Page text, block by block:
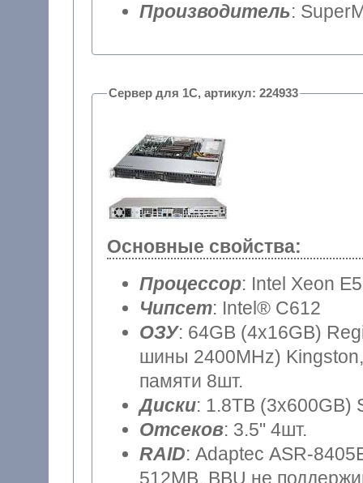
Производитель:
Сервер для 1С, артикул: 224933
Основные свойства:
Процессор: Intel Xeon
Чипсет: Intel® C612
ОЗУ: 64GB (4x16GB)
шины 2400MHz)
памяти 8шт.
Диски: 1.8TB (3x600GB)
Отсеков: 3.5" 4шт.
RAID: Adaptec ASR-
512MB, BBU не